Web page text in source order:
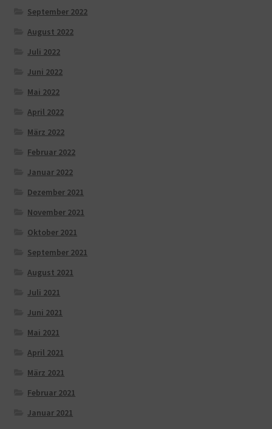
September 2022
August 2022
Juli 2022
Juni 2022
Mai 2022
April 2022
März 2022
Februar 2022
Januar 2022
Dezember 2021
November 2021
Oktober 2021
September 2021
August 2021
Juli 2021
Juni 2021
Mai 2021
April 2021
März 2021
Februar 2021
Januar 2021